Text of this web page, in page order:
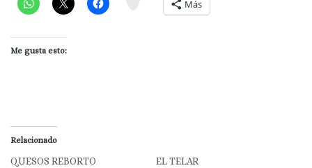
Más
Me gusta esto:
Relacionado
QUESOS REBORTO
EL TELAR